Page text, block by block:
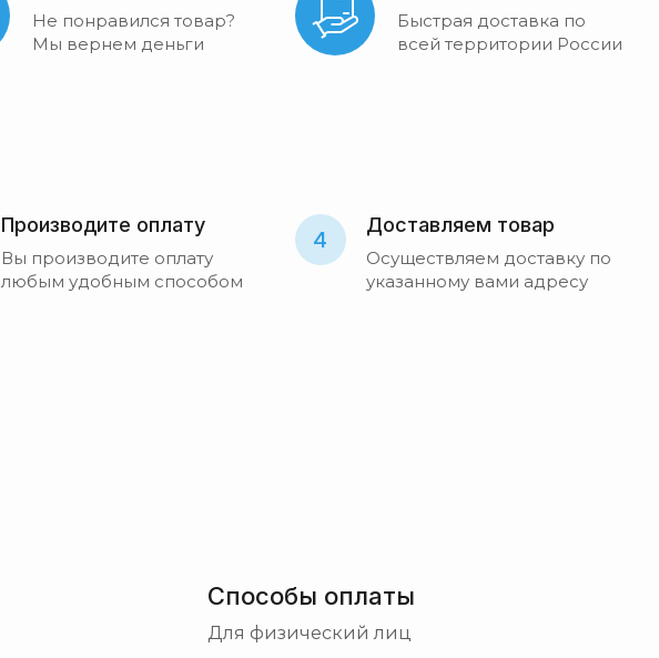
Не понравился товар?
Мы вернем деньги
Быстрая доставка по
всей территории России
Производите оплату
Вы производите оплату
любым удобным способом
4
Доставляем товар
Осуществляем доставку по
указанному вами адресу
Способы оплаты
Для физический лиц